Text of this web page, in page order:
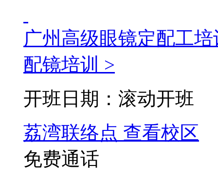
广州高级眼镜定配工培
配镜培训 >
开班日期：滚动开班
荔湾联络点 查看校区
免费通话